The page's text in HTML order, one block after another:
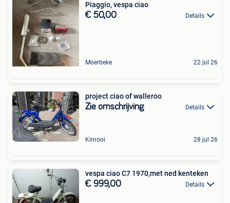
Piaggio, vespa ciao
€ 50,00 Details
Moerbeke 22 jul 26
project ciao of walleroo
Zie omschrijving Details
Kinrooi 28 jul 26
vespa ciao C7 1970,met ned kenteken
€ 999,00 Details